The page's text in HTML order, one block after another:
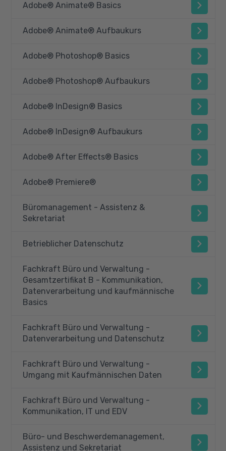
Adobe® Animate® Basics
Adobe® Animate® Aufbaukurs
Adobe® Photoshop® Basics
Adobe® Photoshop® Aufbaukurs
Adobe® InDesign® Basics
Adobe® InDesign® Aufbaukurs
Adobe® After Effects® Basics
Adobe® Premiere®
Büromanagement - Assistenz &
Sekretariat
Betrieblicher Datenschutz
Fachkraft Büro und Verwaltung -
Gesamtzertifikat B - Kommunikation,
Datenverarbeitung und kaufmännische
Basics
Fachkraft Büro und Verwaltung -
Datenverarbeitung und Datenschutz
Fachkraft Büro und Verwaltung -
Umgang mit Kaufmännischen Daten
Fachkraft Büro und Verwaltung -
Kommunikation, IT und EDV
Büro- und Beschwerdemanagement,
Assistenz und Sekretariat